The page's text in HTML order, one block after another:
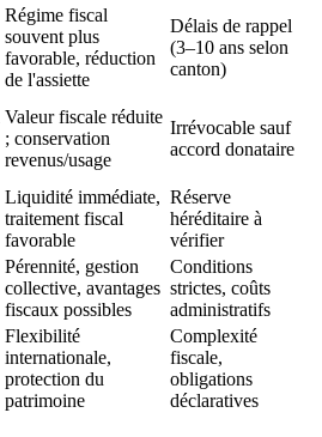
Régime fiscal
souvent plus
favorable, réduction
de l'assiette
Délais de rappel
(3–10 ans selon
canton)
Valeur fiscale réduite
; conservation
revenus/usage
Irrévocable sauf
accord donataire
Liquidité immédiate,
traitement fiscal
favorable
Réserve
héréditaire à
vérifier
Pérennité, gestion
collective, avantages
fiscaux possibles
Conditions
strictes, coûts
administratifs
Flexibilité
internationale,
protection du
patrimoine
Complexité
fiscale,
obligations
déclaratives